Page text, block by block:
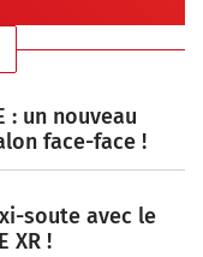
: un nouveau
face-face !
soute avec le
XR !